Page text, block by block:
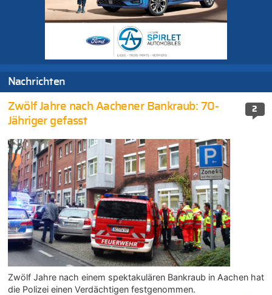
Nachrichten
2
Zwölf Jahre nach Aachener Bankraub: 70-
Jähriger gefasst
Zwölf Jahre nach einem spektakulären Bankraub in Aachen hat
die Polizei einen Verdächtigen festgenommen.